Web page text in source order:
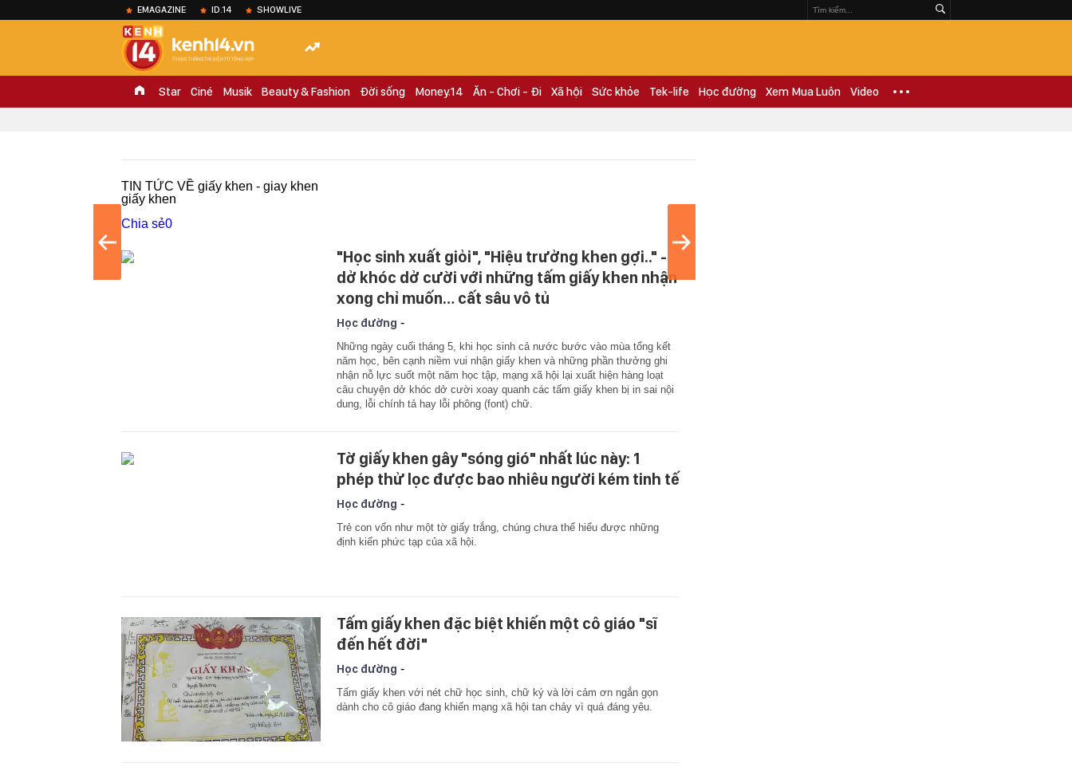
EMAGAZINE ID.14 SHOWLIVE
Star Ciné Musik Beauty & Fashion Đời sống Money.14 Ăn - Chơi - Đi Xã hội Sức khỏe Tek-life Học đường Xem Mua Luôn Video
TIN TỨC VỀ giấy khen - giay khen
giấy khen
Chia sẻ0
"Học sinh xuất giỏi", "Hiệu trưởng khen gợi.." -
dở khóc dở cười với những tấm giấy khen nhận
xong chỉ muốn… cất sâu vô tủ
Học đường -
Những ngày cuối tháng 5, khi học sinh cả nước bước vào mùa tổng kết
năm học, bên cạnh niềm vui nhận giấy khen và những phần thưởng ghi
nhận nỗ lực suốt một năm học tập, mạng xã hội lại xuất hiện hàng loạt
câu chuyện dở khóc dở cười xoay quanh các tấm giấy khen bị in sai nội
dung, lỗi chính tả hay lỗi phông (font) chữ.
Tờ giấy khen gây "sóng gió" nhất lúc này: 1
phép thử lọc được bao nhiêu người kém tinh tế
Học đường -
Trẻ con vốn như một tờ giấy trắng, chúng chưa thể hiểu được những
định kiến phức tạp của xã hội.
Tấm giấy khen đặc biệt khiến một cô giáo "sĩ
đến hết đời"
Học đường -
Tấm giấy khen với nét chữ học sinh, chữ ký và lời cảm ơn ngắn gọn
dành cho cô giáo đang khiến mạng xã hội tan chảy vì quá đáng yêu.